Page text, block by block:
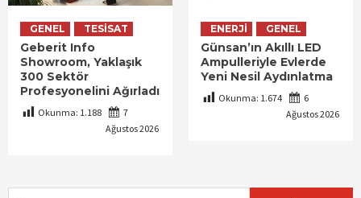
GENEL TESISAT
Geberit Info
Showroom, Yaklaşık
300 Sektör
Profesyonelini Ağırladı
Okunma: 1.188
7
Ağustos 2026
ENERJI GENEL
Günsan’ın Akıllı LED
Ampulleriyle Evlerde
Yeni Nesil Aydınlatma
Okunma: 1.674
6
Ağustos 2026